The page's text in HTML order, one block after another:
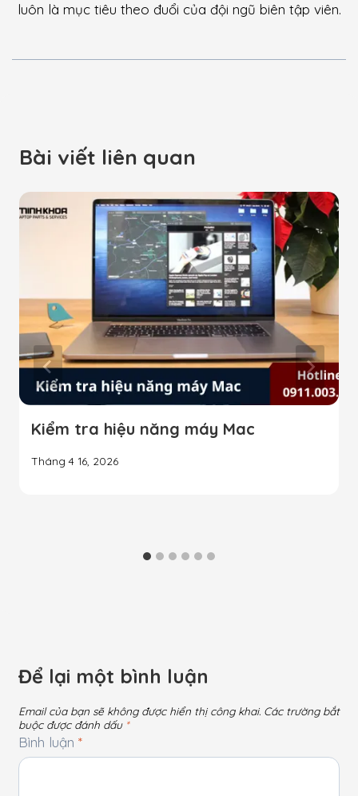
luôn là mục tiêu theo đuổi của đội ngũ biên tập viên.
Bài viết liên quan
Kiểm tra hiệu năng máy Mac
Tháng 4 16, 2026
Để lại một bình luận
Email của bạn sẽ không được hiển thị công khai. Các trường bắt
buộc được đánh dấu *
Bình luận *